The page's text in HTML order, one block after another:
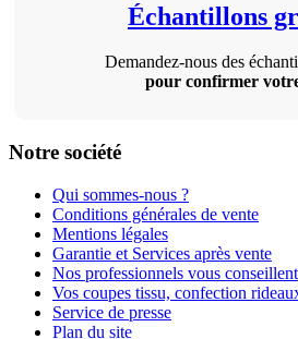
Échantillons
Demandez-nous des
pour confirmer
Notre société
Qui sommes-nous ?
Conditions générales de vente
Mentions légales
Garantie et Services après vente
Nos professionnels vous conseillent
Vos coupes tissu, confection
Service de presse
Plan du site